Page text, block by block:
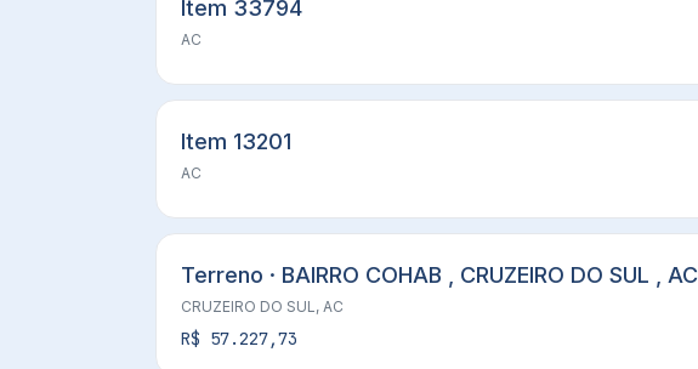
Item 33794
AC
Item 13201
AC
Terreno · BAIRRO COHAB , CRUZEIRO DO SUL , AC
CRUZEIRO DO SUL, AC
R$ 57.227,73